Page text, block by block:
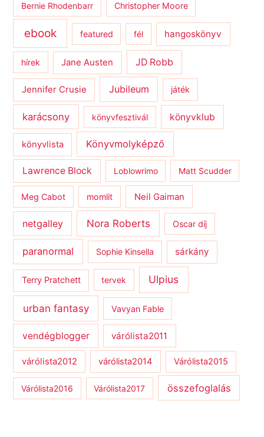
Bernie Rhodenbarr Christopher Moore
ebook featured fél hangoskönyv
hírek Jane Austen JD Robb
Jennifer Crusie Jubileum játék
karácsony könyvfesztivál könyvklub
könyvlista Könyvmolyképző
Lawrence Block Loblowrimo Matt Scudder
Meg Cabot momlit Neil Gaiman
netgalley Nora Roberts Oscar díj
paranormal Sophie Kinsella sárkány
Terry Pratchett tervek Ulpius
urban fantasy Vavyan Fable
vendégblogger várólista2011
várólista2012 várólista2014 Várólista2015
Várólista2016 Várólista2017 összefoglalás